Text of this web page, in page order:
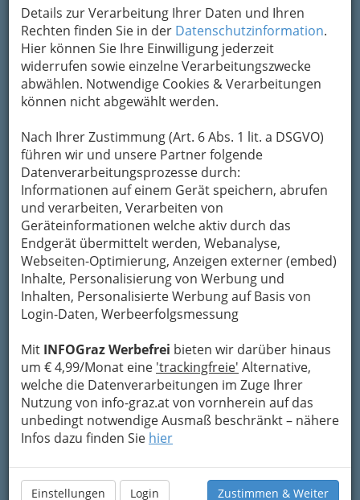
Details zur Verarbeitung Ihrer Daten und Ihren
Rechten finden Sie in der Datenschutzinformation.
Hier können Sie Ihre Einwilligung jederzeit
widerrufen sowie einzelne Verarbeitungszwecke
abwählen. Notwendige Cookies & Verarbeitungen
können nicht abgewählt werden.
Nach Ihrer Zustimmung (Art. 6 Abs. 1 lit. a DSGVO)
führen wir und unsere Partner folgende
Datenverarbeitungsprozesse durch:
Informationen auf einem Gerät speichern, abrufen
und verarbeiten, Verarbeiten von
Geräteinformationen welche aktiv durch das
Endgerät übermittelt werden, Webanalyse,
Webseiten-Optimierung, Anzeigen externer (embed)
Inhalte, Personalisierung von Werbung und
Inhalten, Personalisierte Werbung auf Basis von
Login-Daten, Werbeerfolgsmessung
Mit INFOGraz Werbefrei bieten wir darüber hinaus
um € 4,99/Monat eine 'trackingfreie' Alternative,
welche die Datenverarbeitungen im Zuge Ihrer
Nutzung von info-graz.at von vornherein auf das
unbedingt notwendige Ausmaß beschränkt – nähere
Infos dazu finden Sie hier
Einstellungen Login Zustimmen & Weiter
Kontaktaufnahme
Um die Info-Graz Firmenvor Spam-Mails zu
bewahren , verwenden wir an dieser Stelle zur
Übermittlung Ihrer Nachricht ein sicheres
Absenden umgehend per Mail an das
Unternehmen Volksschule Afritsch
weitergeleitet.
Mein Name
Meine Email Adresse
Mein Betreff
Meine Nachricht